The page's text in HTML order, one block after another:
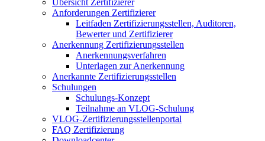
Übersicht Zertifizierer
Anforderungen Zertifizierer
Leitfaden Zertifizierungsstellen, Auditoren,
Bewerter und Zertifizierer
Anerkennung Zertifizierungsstellen
Anerkennungsverfahren
Unterlagen zur Anerkennung
Anerkannte Zertifizierungsstellen
Schulungen
Schulungs-Konzept
Teilnahme an VLOG-Schulung
VLOG-Zertifizierungsstellenportal
FAQ Zertifizierung